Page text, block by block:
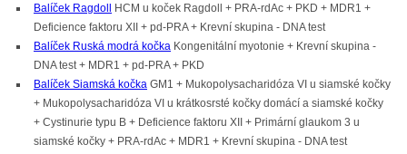
Balíček Ragdoll
HCM u koček Ragdoll + PRA-rdAc + PKD + MDR1 +
Deficience faktoru XII + pd-PRA + Krevní skupina - DNA test
Balíček Ruská modrá kočka Kongenitální myotonie + Krevní skupina -
DNA test + MDR1 + pd-PRA + PKD
Balíček Siamská kočka GM1 + Mukopolysacharidóza VI u siamské kočky
+ Mukopolysacharidóza VI u krátkosrsté kočky domácí a siamské kočky
+ Cystinurie typu B + Deficience faktoru XII + Primární glaukom 3 u
siamské kočky + PRA-rdAc + MDR1 + Krevní skupina - DNA test